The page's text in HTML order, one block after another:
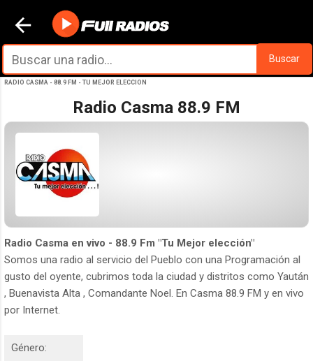
Ir al contenido principal
Buscar
RADIO CASMA - 88.9 FM - TU MEJOR ELECCION
Radio Casma 88.9 FM
Radio Casma en vivo - 88.9 Fm "Tu Mejor elección"
Somos una radio al servicio del Pueblo con una Programación al
gusto del oyente, cubrimos toda la ciudad y distritos como Yaután
, Buenavista Alta , Comandante Noel. En Casma 88.9 FM y en vivo
por Internet.
Género: